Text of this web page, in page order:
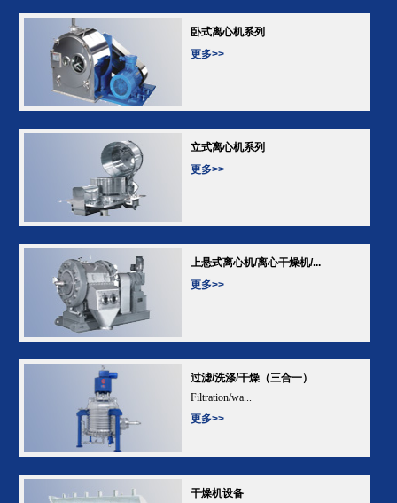
卧式离心机系列
更多>>
立式离心机系列
更多>>
上悬式离心机/离心干燥机/...
更多>>
过滤/洗涤/干燥（三合一）
Filtration/wa...
更多>>
干燥机设备